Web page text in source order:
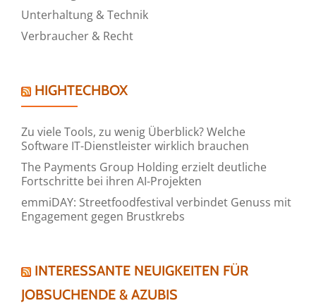
Unterhaltung & Technik
Verbraucher & Recht
HIGHTECHBOX
Zu viele Tools, zu wenig Überblick? Welche
Software IT-Dienstleister wirklich brauchen
The Payments Group Holding erzielt deutliche
Fortschritte bei ihren AI-Projekten
emmiDAY: Streetfoodfestival verbindet Genuss mit
Engagement gegen Brustkrebs
INTERESSANTE NEUIGKEITEN FÜR
JOBSUCHENDE & AZUBIS